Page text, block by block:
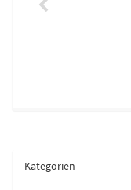
Kategorien